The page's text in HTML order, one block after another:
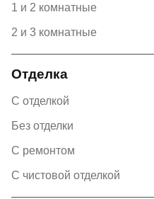
1 и 2 комнатные
2 и 3 комнатные
Отделка
С отделкой
Без отделки
С ремонтом
С чистовой отделкой